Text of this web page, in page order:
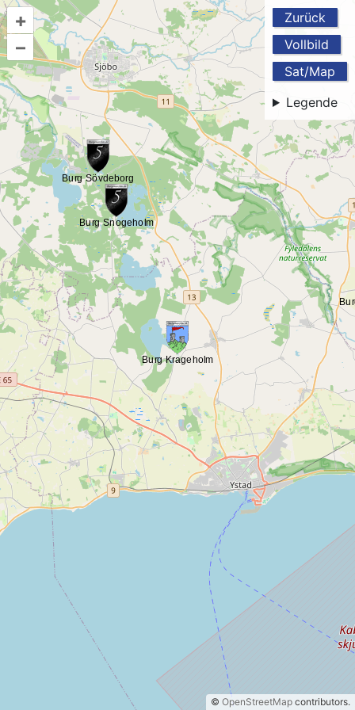
Zurück
Vollbild
Sat/Map
Legende
+
–
© OpenStreetMap contributors.